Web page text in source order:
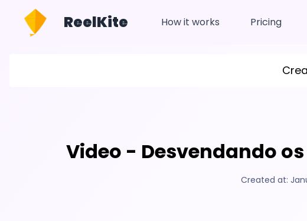
ReelKite How it works Pricing
Video - Desvendando
Created at: